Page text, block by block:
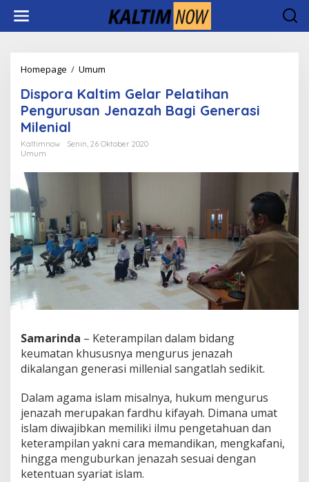
konten
Homepage / Umum
Gelar
Pelatihan
Pengurusan
Bagi
Dispora Kaltim Gelar Pelatihan
Pengurusan Jenazah Bagi Generasi
Milenial
Kaltimnow
Senin, 26 Oktober 2020
Umum
Samarinda – Keterampilan dalam bidang
keumatan khususnya mengurus jenazah
dikalangan generasi millenial sangatlah sedikit.
Dalam agama islam misalnya, hukum mengurus
jenazah merupakan fardhu kifayah. Dimana umat
islam diwajibkan memiliki ilmu pengetahuan dan
keterampilan yakni cara memandikan, mengkafani,
hingga menguburkan jenazah sesuai dengan
ketentuan syariat islam.